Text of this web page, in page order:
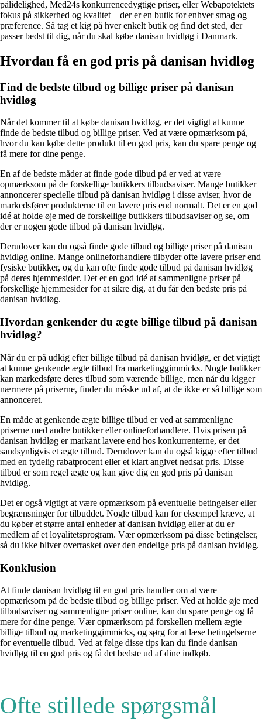
pålidelighed, Med24s konkurrencedygtige priser, eller Webapotektets
fokus på sikkerhed og kvalitet – der er en butik for enhver smag og
præference. Så tag et kig på hver enkelt butik og find det sted, der
passer bedst til dig, når du skal købe danisan hvidløg i Danmark.
Hvordan få en god pris på danisan hvidløg
Find de bedste tilbud og billige priser på danisan
hvidløg
Når det kommer til at købe danisan hvidløg, er det vigtigt at kunne
finde de bedste tilbud og billige priser. Ved at være opmærksom på,
hvor du kan købe dette produkt til en god pris, kan du spare penge og
få mere for dine penge.
En af de bedste måder at finde gode tilbud på er ved at være
opmærksom på de forskellige butikkers tilbudsaviser. Mange butikker
annoncerer specielle tilbud på danisan hvidløg i disse aviser, hvor de
markedsfører produkterne til en lavere pris end normalt. Det er en god
idé at holde øje med de forskellige butikkers tilbudsaviser og se, om
der er nogen gode tilbud på danisan hvidløg.
Derudover kan du også finde gode tilbud og billige priser på danisan
hvidløg online. Mange onlineforhandlere tilbyder ofte lavere priser end
fysiske butikker, og du kan ofte finde gode tilbud på danisan hvidløg
på deres hjemmesider. Det er en god idé at sammenligne priser på
forskellige hjemmesider for at sikre dig, at du får den bedste pris på
danisan hvidløg.
Hvordan genkender du ægte billige tilbud på danisan
hvidløg?
Når du er på udkig efter billige tilbud på danisan hvidløg, er det vigtigt
at kunne genkende ægte tilbud fra marketinggimmicks. Nogle butikker
kan markedsføre deres tilbud som værende billige, men når du kigger
nærmere på priserne, finder du måske ud af, at de ikke er så billige som
annonceret.
En måde at genkende ægte billige tilbud er ved at sammenligne
priserne med andre butikker eller onlineforhandlere. Hvis prisen på
danisan hvidløg er markant lavere end hos konkurrenterne, er det
sandsynligvis et ægte tilbud. Derudover kan du også kigge efter tilbud
med en tydelig rabatprocent eller et klart angivet nedsat pris. Disse
tilbud er som regel ægte og kan give dig en god pris på danisan
hvidløg.
Det er også vigtigt at være opmærksom på eventuelle betingelser eller
begrænsninger for tilbuddet. Nogle tilbud kan for eksempel kræve, at
du køber et større antal enheder af danisan hvidløg eller at du er
medlem af et loyalitetsprogram. Vær opmærksom på disse betingelser,
så du ikke bliver overrasket over den endelige pris på danisan hvidløg.
Konklusion
At finde danisan hvidløg til en god pris handler om at være
opmærksom på de bedste tilbud og billige priser. Ved at holde øje med
tilbudsaviser og sammenligne priser online, kan du spare penge og få
mere for dine penge. Vær opmærksom på forskellen mellem ægte
billige tilbud og marketinggimmicks, og sørg for at læse betingelserne
for eventuelle tilbud. Ved at følge disse tips kan du finde danisan
hvidløg til en god pris og få det bedste ud af dine indkøb.
Ofte stillede spørgsmål